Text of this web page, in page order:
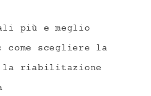
più e meglio
come scegliere la
riabilitazione